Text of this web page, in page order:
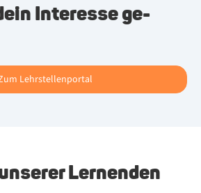
In­ter­es­se ge­
Lehrstellenportal
Lernenden